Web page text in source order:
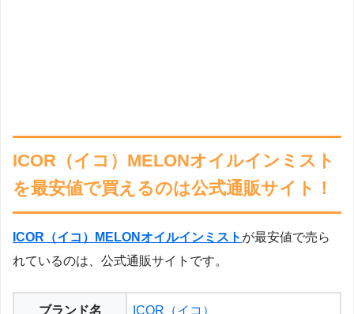
ICOR（イコ）MELONオイルインミスト
を最安値で買えるのは公式通販サイト！
ICOR（イコ）MELONオイルインミスト が最安値で売ら
れているのは、公式通販サイトです。
ブランド名 ICOR（イコ）